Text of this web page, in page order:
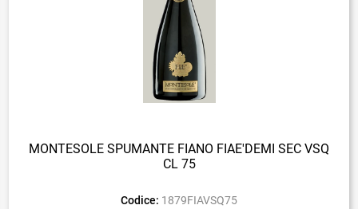
MONTESOLE SPUMANTE FIANO FIAE'DEMI SEC VSQ
CL 75
Codice: 1879FIAVSQ75